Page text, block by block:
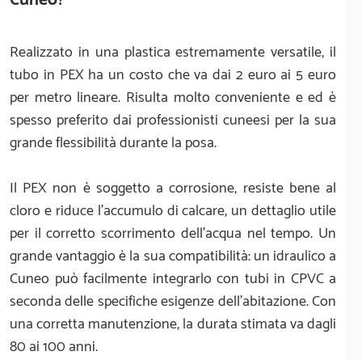
Realizzato in una plastica estremamente versatile, il
tubo in PEX ha un costo che va dai 2 euro ai 5 euro
per metro lineare. Risulta molto conveniente e ed è
spesso preferito dai professionisti cuneesi per la sua
grande flessibilità durante la posa.
Il PEX non è soggetto a corrosione, resiste bene al
cloro e riduce l'accumulo di calcare, un dettaglio utile
per il corretto scorrimento dell'acqua nel tempo. Un
grande vantaggio è la sua compatibilità: un idraulico a
Cuneo può facilmente integrarlo con tubi in CPVC a
seconda delle specifiche esigenze dell'abitazione. Con
una corretta manutenzione, la durata stimata va dagli
80 ai 100 anni.